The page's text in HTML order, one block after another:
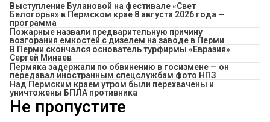
Выступление Булановой на фестивале «Свет
Белогорья» в Пермском крае 8 августа 2026 года —
программа
Пожарные назвали предварительную причину
возгорания емкостей с дизелем на заводе в Перми
В Перми скончался основатель турфирмы «Евразия»
Сергей Минаев
Пермяка задержали по обвинению в госизмене — он
передавал иностранным спецслужбам фото НПЗ
Над Пермским краем утром были перехвачены и
уничтожены БПЛА противника
Не пропустите